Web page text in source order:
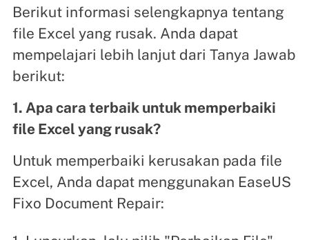
Berikut informasi selengkapnya tentang
file Excel yang rusak. Anda dapat
mempelajari lebih lanjut dari Tanya Jawab
berikut:
1. Apa cara terbaik untuk memperbaiki
file Excel yang rusak?
Untuk memperbaiki kerusakan pada file
Excel, Anda dapat menggunakan EaseUS
Fixo Document Repair: